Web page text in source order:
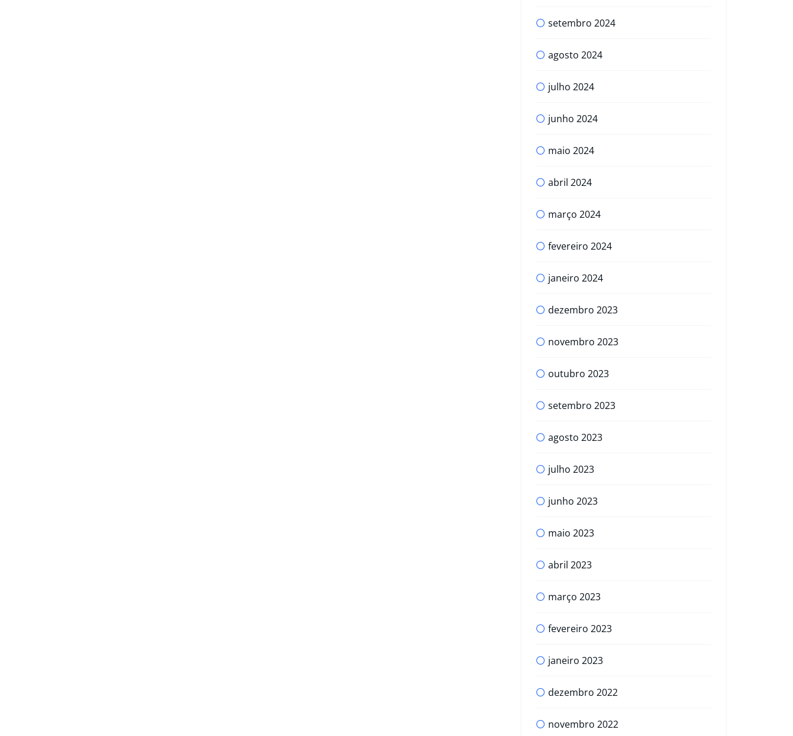
setembro 2024
agosto 2024
julho 2024
junho 2024
maio 2024
abril 2024
março 2024
fevereiro 2024
janeiro 2024
dezembro 2023
novembro 2023
outubro 2023
setembro 2023
agosto 2023
julho 2023
junho 2023
maio 2023
abril 2023
março 2023
fevereiro 2023
janeiro 2023
dezembro 2022
novembro 2022